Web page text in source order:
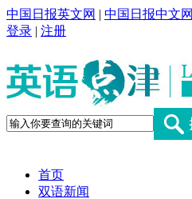
中国日报英文网 | 中国日报中文网
登录 | 注册
首页
双语新闻